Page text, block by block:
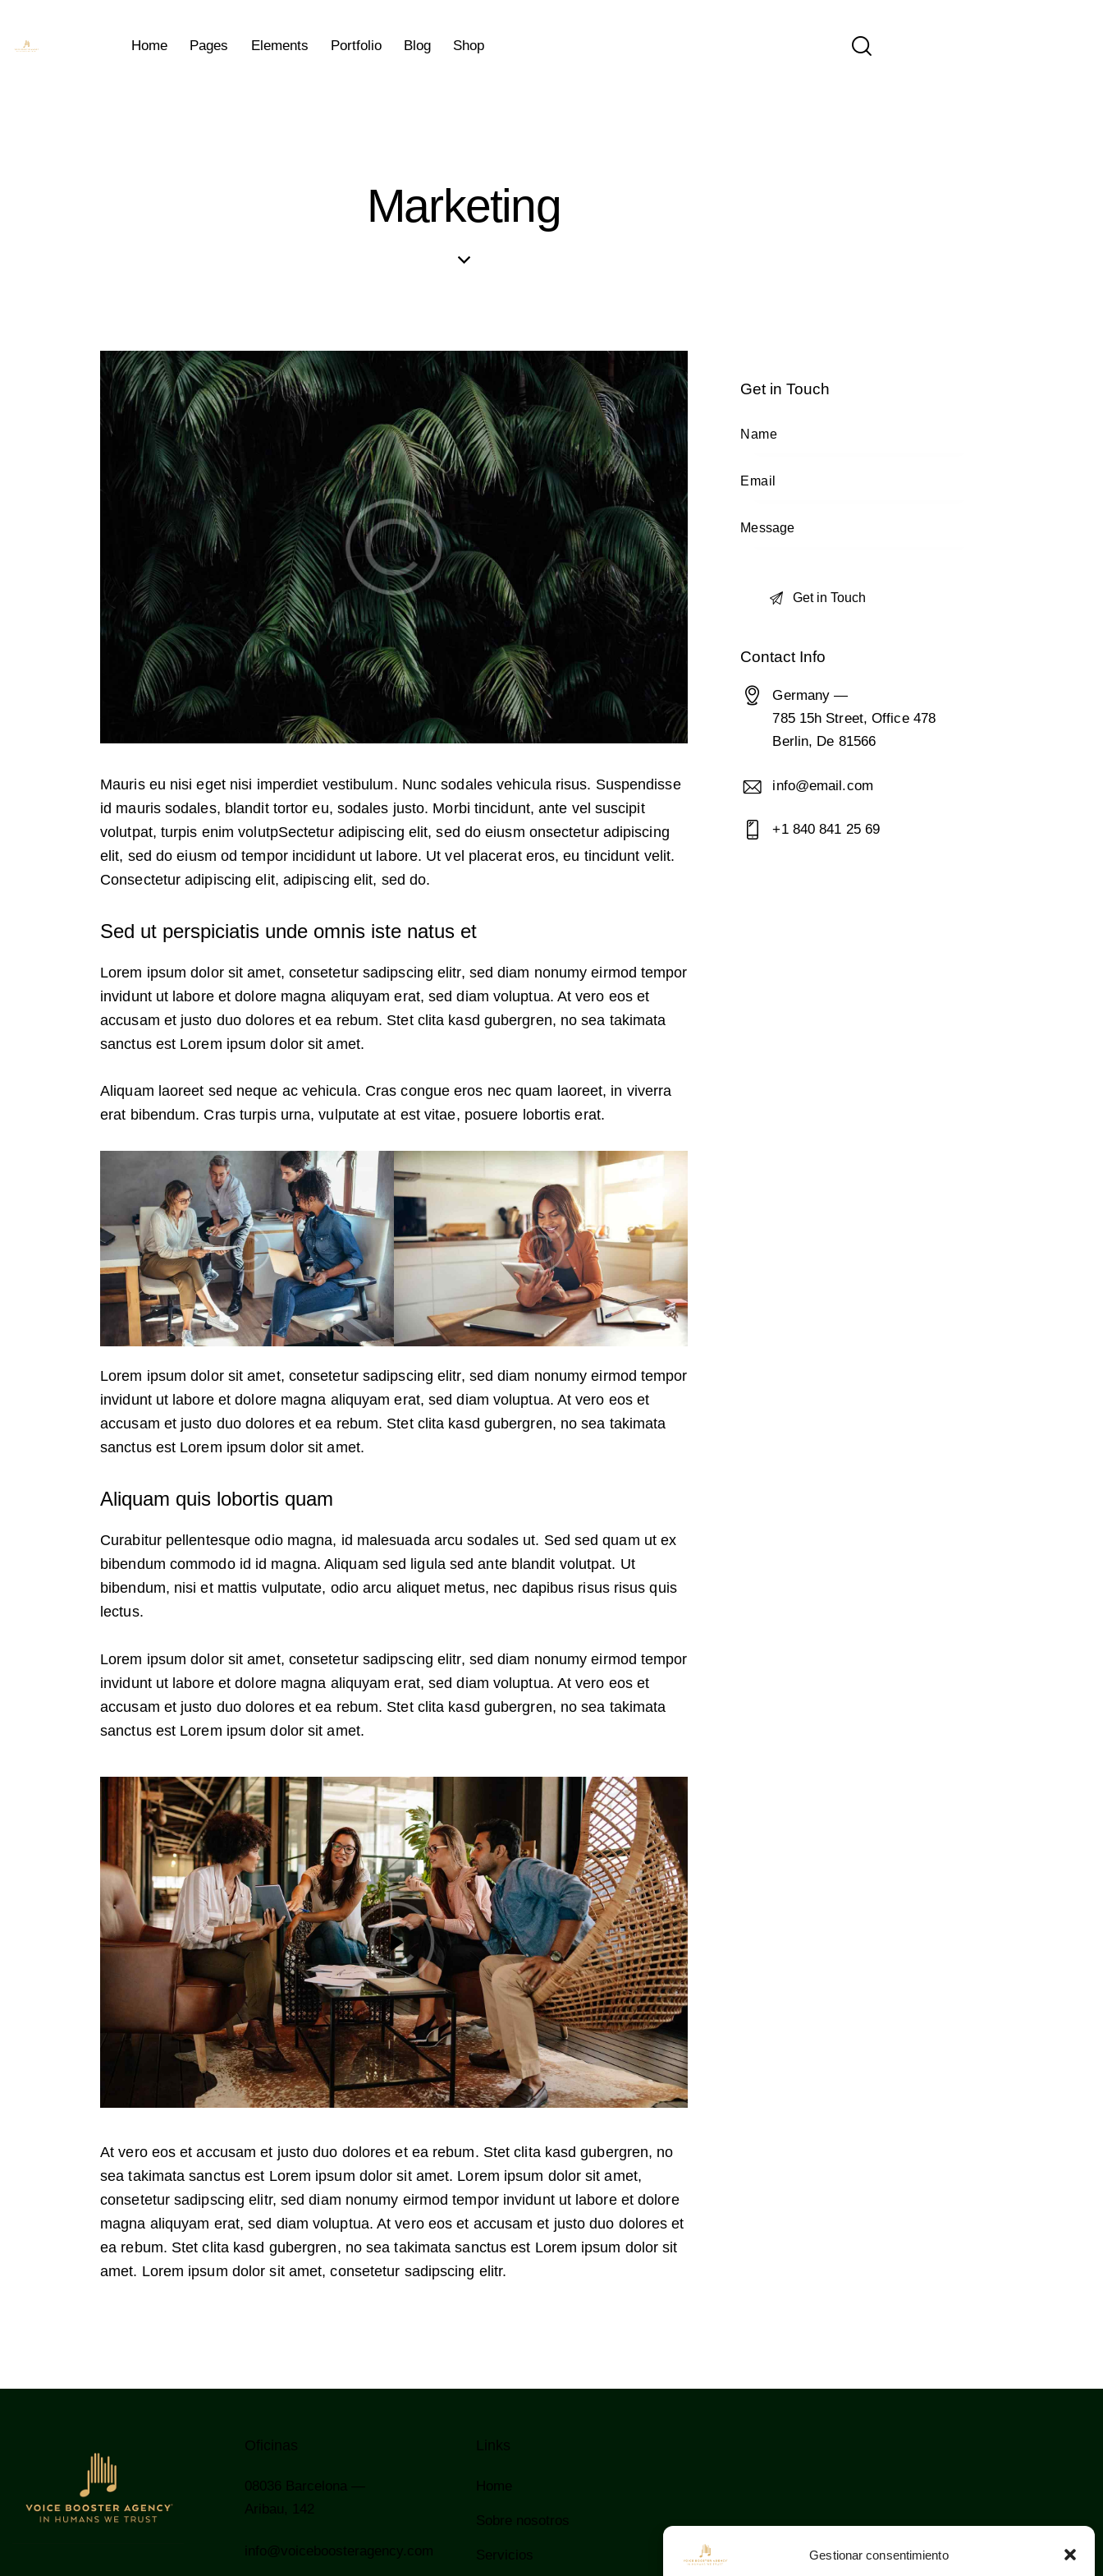
Gestionar consentimiento
Home Pages Elements Portfolio Blog Shop
Marketing
Mauris eu nisi eget nisi imperdiet vestibulum. Nunc sodales vehicula risus. Suspendisse
id mauris sodales, blandit tortor eu, sodales justo. Morbi tincidunt, ante vel suscipit
volutpat, turpis enim volutpSectetur adipiscing elit, sed do eiusm onsectetur adipiscing
elit, sed do eiusm od tempor incididunt ut labore. Ut vel placerat eros, eu tincidunt velit.
Consectetur adipiscing elit, adipiscing elit, sed do.
Sed ut perspiciatis unde omnis iste natus et
Lorem ipsum dolor sit amet, consetetur sadipscing elitr, sed diam nonumy eirmod tempor
invidunt ut labore et dolore magna aliquyam erat, sed diam voluptua. At vero eos et
accusam et justo duo dolores et ea rebum. Stet clita kasd gubergren, no sea takimata
sanctus est Lorem ipsum dolor sit amet.
Aliquam laoreet sed neque ac vehicula. Cras congue eros nec quam laoreet, in viverra
erat bibendum. Cras turpis urna, vulputate at est vitae, posuere lobortis erat.
Lorem ipsum dolor sit amet, consetetur sadipscing elitr, sed diam nonumy eirmod tempor
invidunt ut labore et dolore magna aliquyam erat, sed diam voluptua. At vero eos et
accusam et justo duo dolores et ea rebum. Stet clita kasd gubergren, no sea takimata
sanctus est Lorem ipsum dolor sit amet.
Aliquam quis lobortis quam
Curabitur pellentesque odio magna, id malesuada arcu sodales ut. Sed sed quam ut ex
bibendum commodo id id magna. Aliquam sed ligula sed ante blandit volutpat. Ut
bibendum, nisi et mattis vulputate, odio arcu aliquet metus, nec dapibus risus risus quis
lectus.
Lorem ipsum dolor sit amet, consetetur sadipscing elitr, sed diam nonumy eirmod tempor
invidunt ut labore et dolore magna aliquyam erat, sed diam voluptua. At vero eos et
accusam et justo duo dolores et ea rebum. Stet clita kasd gubergren, no sea takimata
sanctus est Lorem ipsum dolor sit amet.
At vero eos et accusam et justo duo dolores et ea rebum. Stet clita kasd gubergren, no
sea takimata sanctus est Lorem ipsum dolor sit amet. Lorem ipsum dolor sit amet,
consetetur sadipscing elitr, sed diam nonumy eirmod tempor invidunt ut labore et dolore
magna aliquyam erat, sed diam voluptua. At vero eos et accusam et justo duo dolores et
ea rebum. Stet clita kasd gubergren, no sea takimata sanctus est Lorem ipsum dolor sit
amet. Lorem ipsum dolor sit amet, consetetur sadipscing elitr.
Get in Touch
Contact Info
Germany —
785 15h Street, Office 478
Berlin, De 81566
info@email.com
+1 840 841 25 69
Oficinas
08036 Barcelona —
Aribau, 142
info@voiceboosteragency.com
Links
Home
Sobre nosotros
Servicios